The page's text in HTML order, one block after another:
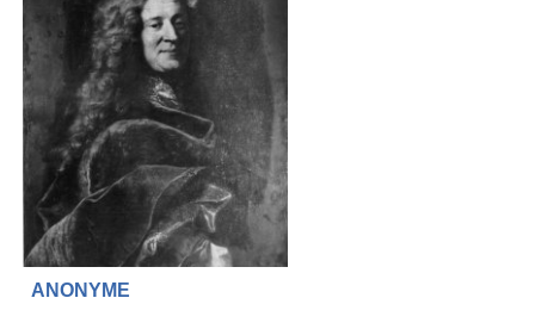
ANONYME